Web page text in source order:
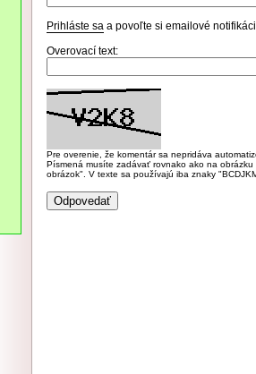
Prihláste sa a povoľte si emailové
Overovací text:
Pre overenie, že komentár sa nepridáva
Písmená musíte zadávať rovnako ako na
obrázok". V texte sa používajú iba znaky